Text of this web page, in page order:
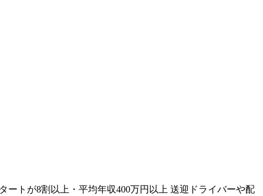
トが8割以上・平均年収400万円以上 送迎ドライバーや配